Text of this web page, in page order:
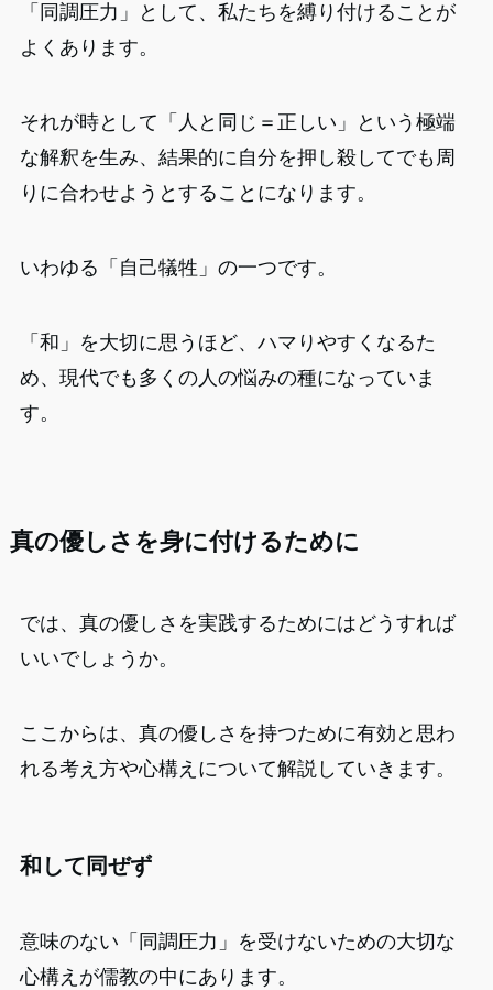
「同調圧力」として、私たちを縛り付けることが
よくあります。
それが時として「人と同じ＝正しい」という極端
な解釈を生み、結果的に自分を押し殺してでも周
りに合わせようとすることになります。
いわゆる「自己犠牲」の一つです。
「和」を大切に思うほど、ハマりやすくなるた
め、現代でも多くの人の悩みの種になっていま
す。
真の優しさを身に付けるために
では、真の優しさを実践するためにはどうすれば
いいでしょうか。
ここからは、真の優しさを持つために有効と思わ
れる考え方や心構えについて解説していきます。
和して同ぜず
意味のない「同調圧力」を受けないための大切な
心構えが儒教の中にあります。